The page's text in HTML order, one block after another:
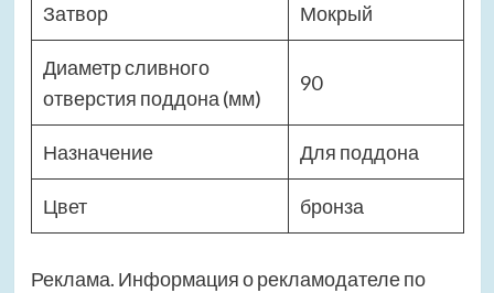
Затвор Мокрый
Диаметр сливного
отверстия поддона (мм)
90
Назначение Для поддона
Цвет бронза
Реклама. Информация о рекламодателе по